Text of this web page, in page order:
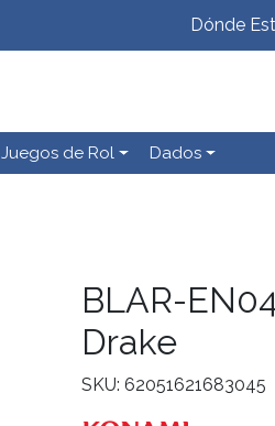
Dónde
Juegos de Rol Dados
BLAR-
Drake
SKU: 62051621683045